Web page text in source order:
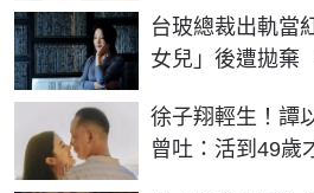
台玻總裁出軌當
女兒」後遭拋
徐子翔輕生！
曾吐：活到49歲